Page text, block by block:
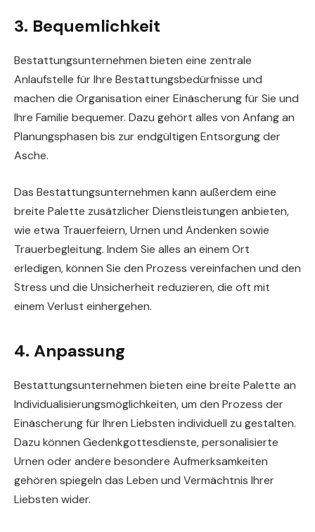
3. Bequemlichkeit
Bestattungsunternehmen bieten eine zentrale
Anlaufstelle für Ihre Bestattungsbedürfnisse und
machen die Organisation einer Einäscherung für Sie und
Ihre Familie bequemer. Dazu gehört alles von Anfang an
Planungsphasen bis zur endgültigen Entsorgung der
Asche.
Das Bestattungsunternehmen kann außerdem eine
breite Palette zusätzlicher Dienstleistungen anbieten,
wie etwa Trauerfeiern, Urnen und Andenken sowie
Trauerbegleitung. Indem Sie alles an einem Ort
erledigen, können Sie den Prozess vereinfachen und den
Stress und die Unsicherheit reduzieren, die oft mit
einem Verlust einhergehen.
4. Anpassung
Bestattungsunternehmen bieten eine breite Palette an
Individualisierungsmöglichkeiten, um den Prozess der
Einäscherung für Ihren Liebsten individuell zu gestalten.
Dazu können Gedenkgottesdienste, personalisierte
Urnen oder andere besondere Aufmerksamkeiten
gehören spiegeln das Leben und Vermächtnis Ihrer
Liebsten wider.